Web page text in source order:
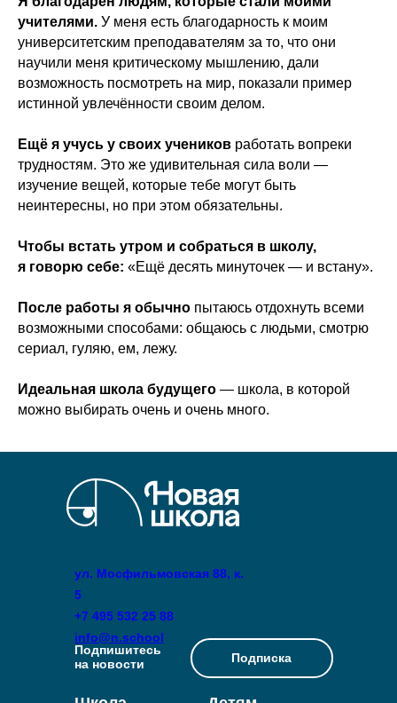
учителями. У меня есть благодарность к моим
университетским преподавателям за то, что они
научили меня критическому мышлению, дали
возможность посмотреть на мир, показали пример
истинной увлечённости своим делом.
Ещё я учусь у своих учеников работать вопреки
трудностям. Это же удивительная сила воли —
изучение вещей, которые тебе могут быть
неинтересны, но при этом обязательны.
Чтобы встать утром и собраться в школу,
я говорю себе: «Ещё десять минуточек — и встану».
После работы я обычно пытаюсь отдохнуть всеми
возможными способами: общаюсь с людьми, смотрю
сериал, гуляю, ем, лежу.
Идеальная школа будущего — школа, в которой
можно выбирать очень и очень много.
Подписка
Подпишитесь
на новости
ул. Мосфильмовская 88, к.
5
+7 495 532 25 88
info@n.school